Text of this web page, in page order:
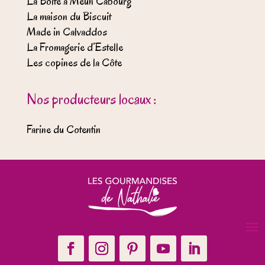
La maison du Biscuit
Made in Calvaddos
La Fromagerie d’Estelle
Les copines de la Côte
Nos producteurs locaux :
Farine du Cotentin